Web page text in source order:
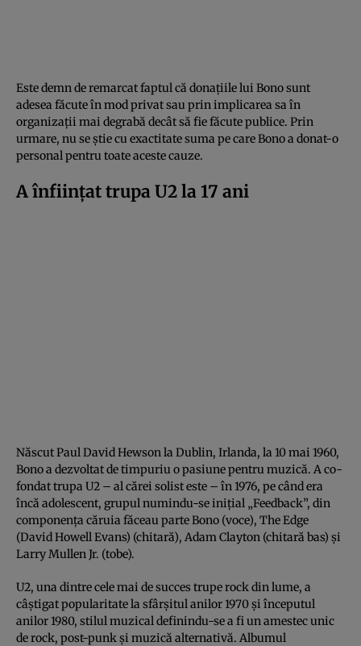
Este demn de remarcat faptul că donațiile lui Bono sunt
adesea făcute în mod privat sau prin implicarea sa în
organizații mai degrabă decât să fie făcute publice. Prin
urmare, nu se știe cu exactitate suma pe care Bono a donat-o
personal pentru toate aceste cauze.
A înființat trupa U2 la 17 ani
Născut Paul David Hewson la Dublin, Irlanda, la 10 mai 1960,
Bono a dezvoltat de timpuriu o pasiune pentru muzică. A co-
fondat trupa U2 – al cărei solist este – în 1976, pe când era
încă adolescent, grupul numindu-se inițial „Feedback”, din
componența căruia făceau parte Bono (voce), The Edge
(David Howell Evans) (chitară), Adam Clayton (chitară bas) și
Larry Mullen Jr. (tobe).
U2, una dintre cele mai de succes trupe rock din lume, a
câștigat popularitate la sfârșitul anilor 1970 și începutul
anilor 1980, stilul muzical definindu-se a fi un amestec unic
de rock, post-punk și muzică alternativă. Albumul